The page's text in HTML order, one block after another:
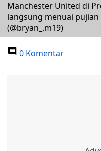
Manchester United di
langsung menuai
(@bryan_.m19)
0 Komentar